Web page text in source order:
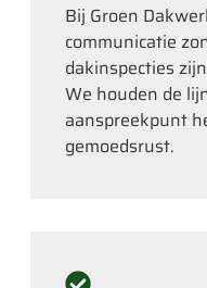
Bij Groen
communicatie
dakinspecties
We houden de
aanspreekpunt
gemoedsrust.